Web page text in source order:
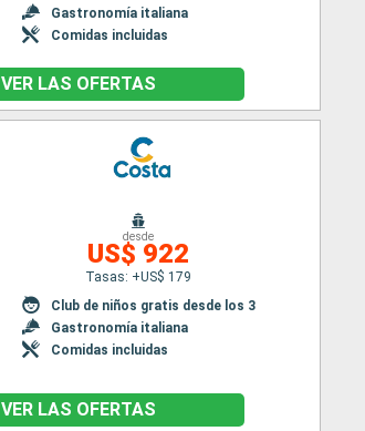
Gastronomía italiana
Comidas incluidas
VER LAS OFERTAS
desde
US$ 922
Tasas: +US$ 179
Club de niños gratis desde los 3
Gastronomía italiana
Comidas incluidas
VER LAS OFERTAS